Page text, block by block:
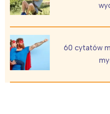
60 cytatów